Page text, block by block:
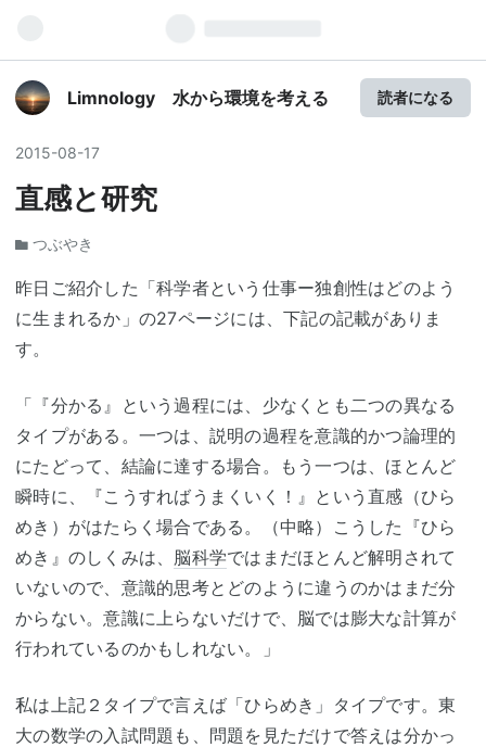
Limnology 水から環境を考える 読者になる
2015-08-17
直感と研究
つぶやき
昨日ご紹介した「科学者という仕事ー独創性はどのよう
に生まれるか」の27ページには、下記の記載がありま
す。
「『分かる』という過程には、少なくとも二つの異なる
タイプがある。一つは、説明の過程を意識的かつ論理的
にたどって、結論に達する場合。もう一つは、ほとんど
瞬時に、『こうすればうまくいく！』という直感（ひら
めき）がはたらく場合である。（中略）こうした『ひら
めき』のしくみは、 脳科学ではまだほとんど解明されて
いないので、意識的思考とどのように違うのかはまだ分
からない。意識に上らないだけで、脳では膨大な計算が
行われているのかもしれない。」
私は上記２タイプで言えば「ひらめき」タイプです。東
大の数学の入試問題も、問題を見ただけで答えは分かっ